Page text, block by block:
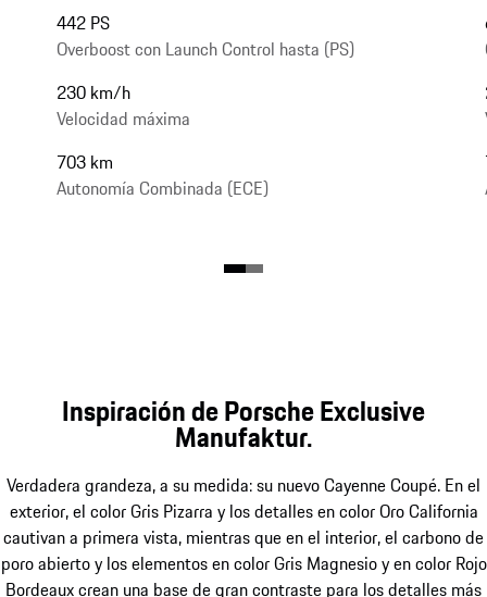
442 PS
Overboost con Launch Control hasta (PS)
230 km/h
Velocidad máxima
703 km
Autonomía Combinada (ECE)
Inspiración de Porsche Exclusive
Manufaktur.
Verdadera grandeza, a su medida: su nuevo Cayenne Coupé. En el
exterior, el color Gris Pizarra y los detalles en color Oro California
cautivan a primera vista, mientras que en el interior, el carbono de
poro abierto y los elementos en color Gris Magnesio y en color Rojo
Bordeaux crean una base de gran contraste para los detalles más